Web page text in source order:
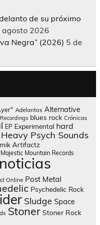
de su próximo
agosto 2026
Negra” (2026) 5 de
Adelantos Alternative
blues rock Crónicas
EP Experimental hard
Heavy Psych Sounds
Artifactz
Majestic Mountain Records
noticias
Online Post Metal
Psychedelic Rock
Sludge Space
Stoner Stoner Rock